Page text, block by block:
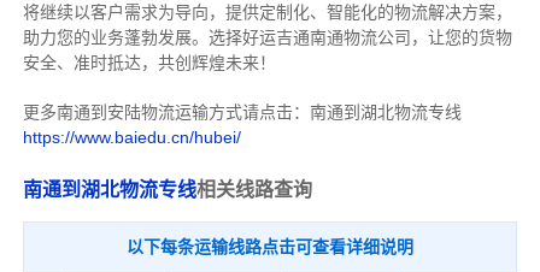
将继续以客户需求为导向，提供定制化、智能化的物流解决方案，
助力您的业务蓬勃发展。选择好运吉通南通物流公司，让您的货物
安全、准时抵达，共创辉煌未来！
更多南通到安陆物流运输方式请点击：南通到湖北物流专线
https://www.baiedu.cn/hubei/
南通到湖北物流专线相关线路查询
以下每条运输线路点击可查看详细说明